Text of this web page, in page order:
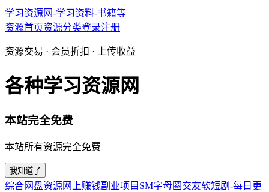
学习资源网-学习资料-书籍等
资源首页资源分类登录注册
资源交易 · 会员折扣 · 上传收益
各种学习资源网
本站完全免费
本站所有资源完全免费
我知道了
综合网盘资源 网上赚钱副业项目 SM字母圈交友软短剧-每日更